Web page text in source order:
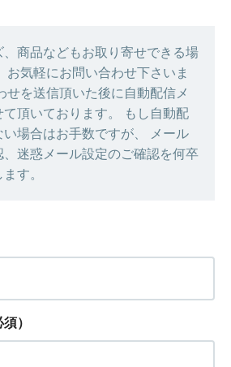
、商品などもお取り寄せできる場
お気軽にお問い合わせ下さいま
を送信頂いた後に自動配信メ
頂いております。 もし自動配
場合はお手数ですが、 メール
、迷惑メール設定のご確認を何卒
す。
須）